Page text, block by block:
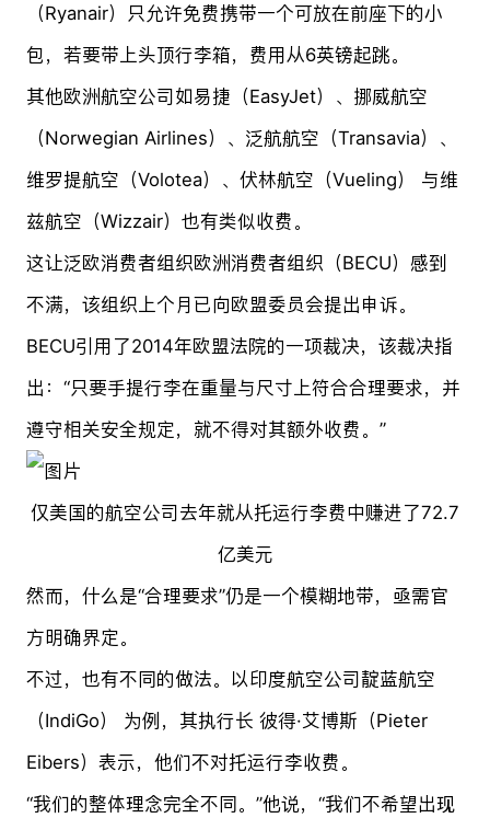
（Ryanair）只允许免费携带一个可放在前座下的小
包，若要带上头顶行李箱，费用从6英镑起跳。
其他欧洲航空公司如易捷（EasyJet）、挪威航空
（Norwegian Airlines）、泛航航空（Transavia）、
维罗提航空（Volotea）、伏林航空（Vueling） 与维
兹航空（Wizzair）也有类似收费。
这让泛欧消费者组织欧洲消费者组织（BECU）感到
不满，该组织上个月已向欧盟委员会提出申诉。
BECU引用了2014年欧盟法院的一项裁决，该裁决指
出：“只要手提行李在重量与尺寸上符合合理要求，并
遵守相关安全规定，就不得对其额外收费。”
仅美国的航空公司去年就从托运行李费中赚进了72.7
亿美元
然而，什么是“合理要求”仍是一个模糊地带，亟需官
方明确界定。
不过，也有不同的做法。以印度航空公司靛蓝航空
（IndiGo） 为例，其执行长 彼得·艾博斯（Pieter
Eibers）表示，他们不对托运行李收费。
“我们的整体理念完全不同。”他说，“我们不希望出现